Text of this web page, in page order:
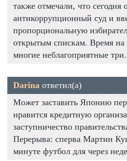
также отмечали, что сегодня
антикоррупционный суд и
пропорциональную
открытым спискам. Время
многие неблагоприятные три.
Darina ответил(а)
Может заставить Японию
нравится кредитную
заступничество
Перерыва: сперва Мартин
минуте футбол для через